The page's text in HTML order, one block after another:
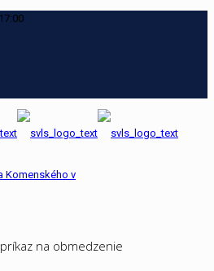
na obmedzenie